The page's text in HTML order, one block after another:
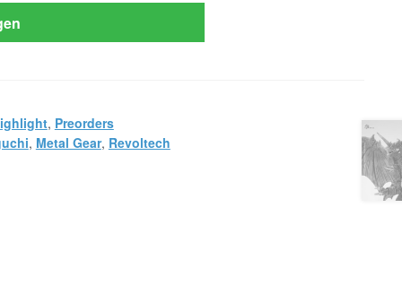
, Preorders
, Metal Gear, Revoltech